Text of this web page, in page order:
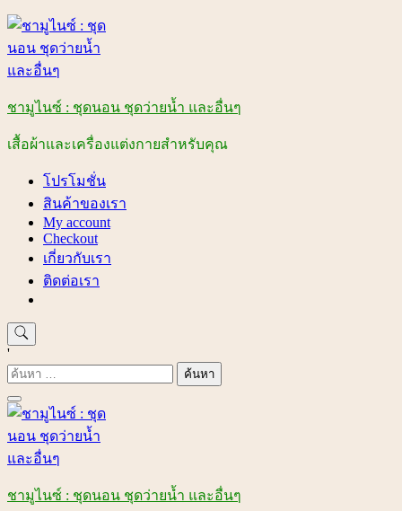
Skip
content
ชามูไนซ์ : ชุดนอน ชุดว่ายน้ำ และอื่นๆ
เสื้อผ้าและเครื่องแต่งกายสำหรับคุณ
โปรโมชั่น
สินค้าของเรา
My account
Checkout
เกี่ยวกับเรา
ติดต่อเรา
'
ค้นหา
สำหรับ:
ชามูไนซ์ : ชุดนอน ชุดว่ายน้ำ และอื่นๆ